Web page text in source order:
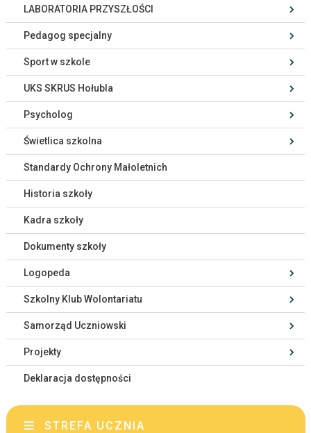
LABORATORIA PRZYSZŁOŚCI
Pedagog specjalny
Sport w szkole
UKS SKRUS Hołubla
Psycholog
Świetlica szkolna
Standardy Ochrony Małoletnich
Historia szkoły
Kadra szkoły
Dokumenty szkoły
Logopeda
Szkolny Klub Wolontariatu
Samorząd Uczniowski
Projekty
Deklaracja dostępności
STREFA UCZNIA